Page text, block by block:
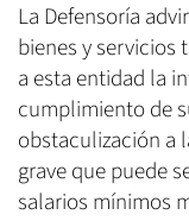
La Defensoría
bienes y
a esta entidad la
cumplimiento de
obstaculización a
grave que puede
salarios mínimos